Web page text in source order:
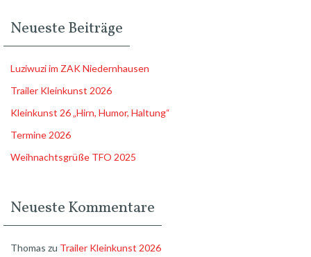
Neueste Beiträge
Luziwuzi im ZAK Niedernhausen
Trailer Kleinkunst 2026
Kleinkunst 26 „Hirn, Humor, Haltung“
Termine 2026
Weihnachtsgrüße TFO 2025
Neueste Kommentare
Thomas zu Trailer Kleinkunst 2026